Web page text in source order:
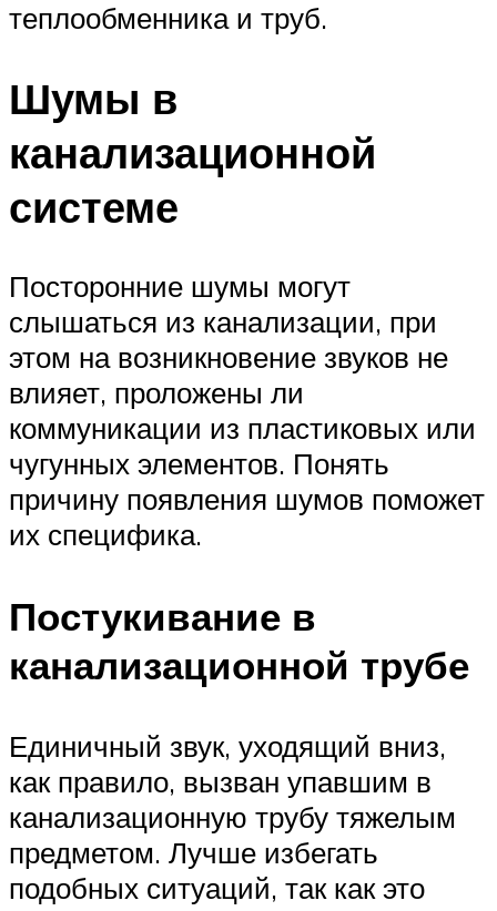
теплообменника и труб.
Шумы в
канализационной
системе
Посторонние шумы могут
слышаться из канализации, при
этом на возникновение звуков не
влияет, проложены ли
коммуникации из пластиковых или
чугунных элементов. Понять
причину появления шумов поможет
их специфика.
Постукивание в
канализационной трубе
Единичный звук, уходящий вниз,
как правило, вызван упавшим в
канализационную трубу тяжелым
предметом. Лучше избегать
подобных ситуаций, так как это